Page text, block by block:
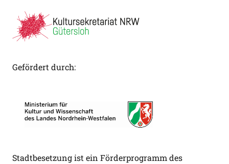
Gefördert durch:
Stadtbesetzung ist ein Förderprogramm des